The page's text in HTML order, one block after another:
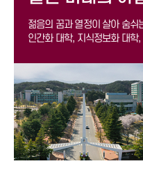
젊음의 꿈과 열정이 살아 숨쉬
인간화 대학, 지식정보화 대학